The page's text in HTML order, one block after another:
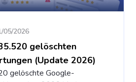
05/2026
gelöschten
(Update 2026)
gelöschte Google-